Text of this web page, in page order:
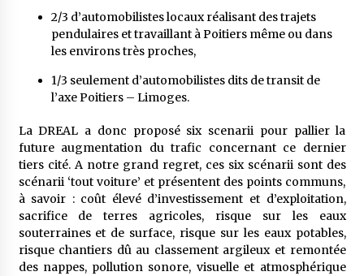
2/3 d’automobilistes locaux réalisant des trajets
pendulaires et travaillant à Poitiers même ou dans
les environs très proches,
1/3 seulement d’automobilistes dits de transit de
l’axe Poitiers – Limoges.
La DREAL a donc proposé six scenarii pour pallier la
future augmentation du trafic concernant ce dernier
tiers cité. A notre grand regret, ces six scénarii sont des
scénarii ‘tout voiture’ et présentent des points communs,
à savoir : coût élevé d’investissement et d’exploitation,
sacrifice de terres agricoles, risque sur les eaux
souterraines et de surface, risque sur les eaux potables,
risque chantiers dû au classement argileux et remontée
des nappes, pollution sonore, visuelle et atmosphérique